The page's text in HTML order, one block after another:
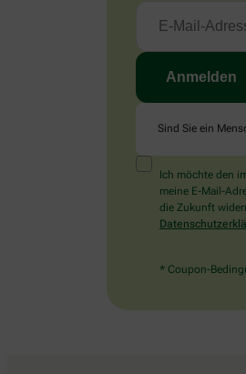
Sind Sie ein
Ich möchte den
meine E-Mail-
die Zukunft
* Coupon-